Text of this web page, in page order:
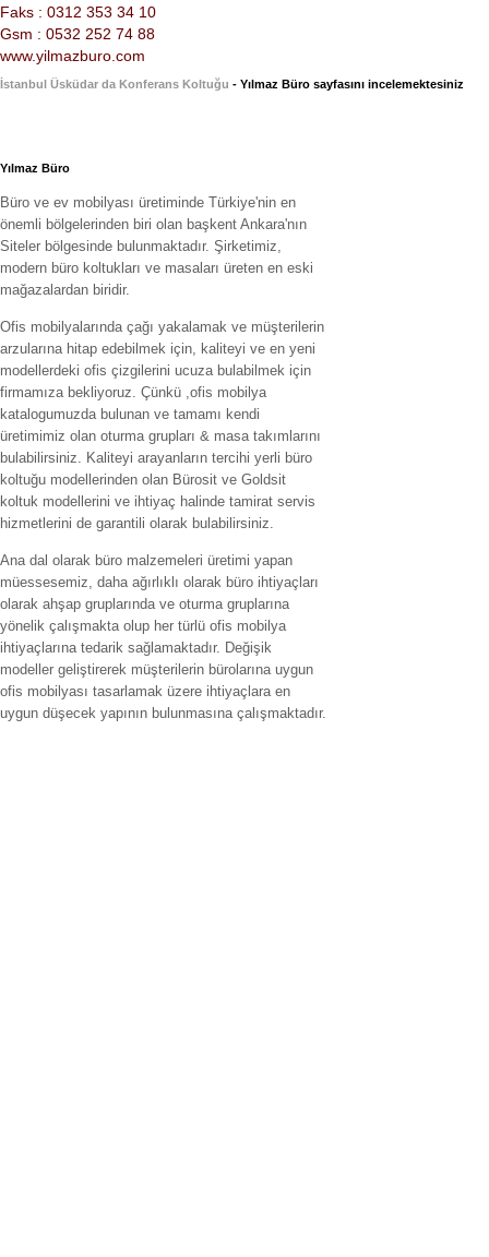
Faks : 0312 353 34 10
Gsm : 0532 252 74 88
www.yilmazburo.com
İstanbul Üsküdar da Konferans Koltuğu - Yılmaz Büro sayfasını incelemektesiniz
Yılmaz Büro
Büro ve ev mobilyası üretiminde Türkiye'nin en
önemli bölgelerinden biri olan başkent Ankara'nın
Siteler bölgesinde bulunmaktadır. Şirketimiz,
modern büro koltukları ve masaları üreten en eski
mağazalardan biridir.
Ofis mobilyalarında çağı yakalamak ve müşterilerin
arzularına hitap edebilmek için, kaliteyi ve en yeni
modellerdeki ofis çizgilerini ucuza bulabilmek için
firmamıza bekliyoruz. Çünkü ,ofis mobilya
katalogumuzda bulunan ve tamamı kendi
üretimimiz olan oturma grupları & masa takımlarını
bulabilirsiniz. Kaliteyi arayanların tercihi yerli büro
koltuğu modellerinden olan Bürosit ve Goldsit
koltuk modellerini ve ihtiyaç halinde tamirat servis
hizmetlerini de garantili olarak bulabilirsiniz.
Ana dal olarak büro malzemeleri üretimi yapan
müessesemiz, daha ağırlıklı olarak büro ihtiyaçları
olarak ahşap gruplarında ve oturma gruplarına
yönelik çalışmakta olup her türlü ofis mobilya
ihtiyaçlarına tedarik sağlamaktadır. Değişik
modeller geliştirerek müşterilerin bürolarına uygun
ofis mobilyası tasarlamak üzere ihtiyaçlara en
uygun düşecek yapının bulunmasına çalışmaktadır.